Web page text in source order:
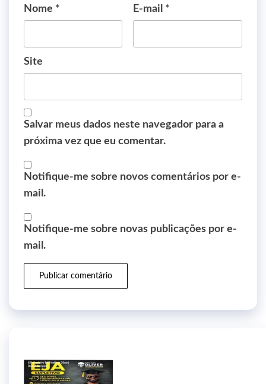
Nome * E-mail *
Site
Salvar meus dados neste navegador para a
próxima vez que eu comentar.
Notifique-me sobre novos comentários por e-
mail.
Notifique-me sobre novas publicações por e-
mail.